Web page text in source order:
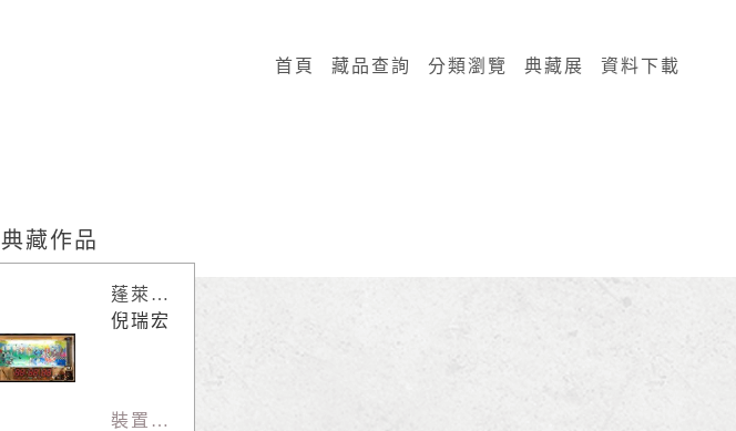
首頁 藏品查詢 分類瀏覽 典藏展 資料下載
典藏作品
蓬萊仙山辦事處
倪瑞宏
裝置藝術